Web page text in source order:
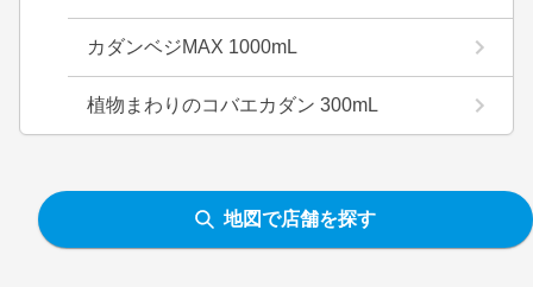
カダンベジMAX 1000mL
植物まわりのコバエカダン 300mL
地図で店舗を探す